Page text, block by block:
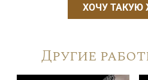
ХОЧУ ТАКУЮ
Другие